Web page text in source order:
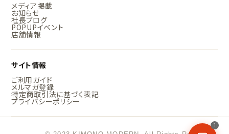
メディア掲載
お知らせ
社長ブログ
POPUPイベント
店舗情報
サイト情報
ご利用ガイド
メルマガ登録
特定商取引法に基づく表記
プライバシーポリシー
1